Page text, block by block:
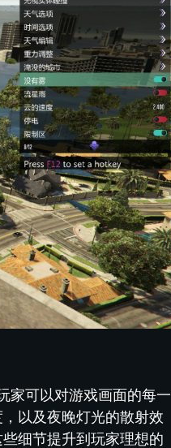
家可以对游戏画面的每一
以及夜晚灯光的散射效
细节提升到玩家理想的